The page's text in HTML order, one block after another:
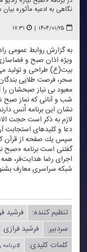
نگاهی به ادعیه مأثوره
۱۴۰۴/۰۱/۲۵ | ۱۷:۳۱
به گزارش روابط عمومی
ویژه اذان صبح و
بیت(ع) طراحی و تولید
سحر، فرصت طلایی
معبود بی نیاز صبحشان
شب و آنانی كه نماز صبح
نشان این برنامه اُنس
لازم به ذكر است حجت
دعا و كلیدهای استجابت
سپس یك صفحه از قرآن
گفتنی است برنامه «صبح
شبكه سراسری معارف
تنظیم كننده:
فرشید
سردبیر:
فرشید فرازی
کلمات کلیدی:
#برنامه